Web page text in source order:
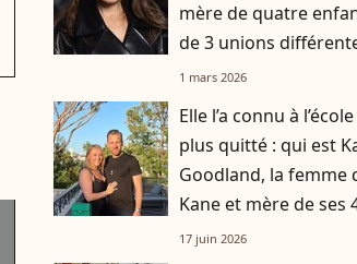
mère de quatre
de 3 unions
1 mars 2026
Elle l’a connu à
plus quitté : qui est
Goodland, la femme
Kane et mère de ses
17 juin 2026